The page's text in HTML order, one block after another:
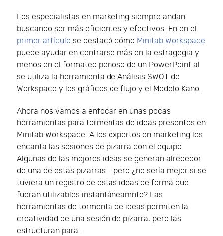
Los especialistas en marketing siempre andan
buscando ser más eficientes y efectivos. En en el
primer artículo se destacó cómo Minitab Workspace
puede ayudar en centrarse más en la estragegia y
menos en el formateo penoso de un PowerPoint al
se utiliza la herramienta de Análisis SWOT de
Workspace y los gráficos de flujo y el Modelo Kano.
Ahora nos vamos a enfocar en unas pocas
herramientas para tormentas de ideas presentes en
Minitab Workspace. A los expertos en marketing les
encanta las sesiones de pizarra con el equipo.
Algunas de las mejores ideas se generan alrededor
de una de estas pizarras - pero ¿no sería mejor si se
tuviera un registro de estas ideas de forma que
fueran utilizables instantáneamnte? Las
herramientas de tormenta de ideas permiten la
creatividad de una sesión de pizarra, pero las
estructuran para…